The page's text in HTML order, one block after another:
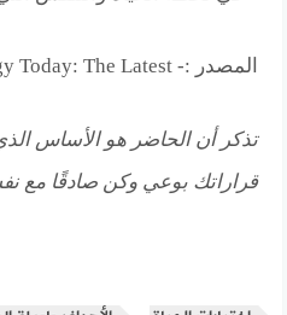
المصدر :- Psychology Today: The Latest
تذكر أن الحاضر هو الأساس
قراراتك بوعي وكن صادقًا مع